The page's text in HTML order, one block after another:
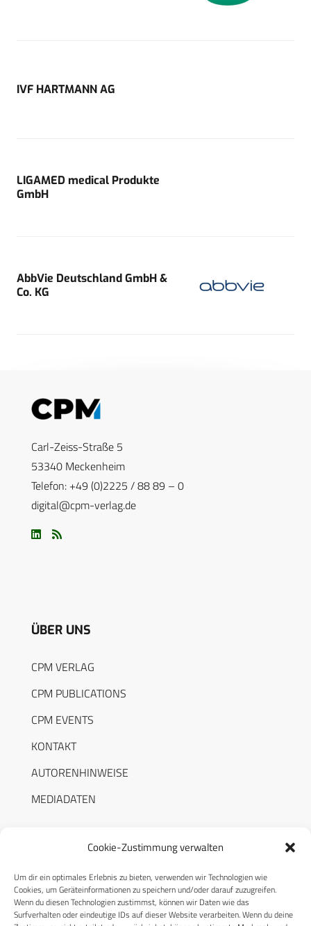
Cookie-Zustimmung verwalten
Um dir ein optimales Erlebnis zu bieten, verwenden wir Technologien wie
Cookies, um Geräteinformationen zu speichern und/oder darauf zuzugreifen.
Wenn du diesen Technologien zustimmst, können wir Daten wie das
Surfverhalten oder eindeutige IDs auf dieser Website verarbeiten. Wenn du deine
IVF HARTMANN AG
LIGAMED medical Produkte
GmbH
AbbVie Deutschland GmbH &
Co. KG
Carl-Zeiss-Straße 5
53340 Meckenheim
Telefon: +49 (0)2225 / 88 89 – 0
digital@cpm-verlag.de
ÜBER UNS
CPM VERLAG
CPM PUBLICATIONS
CPM EVENTS
KONTAKT
AUTORENHINWEISE
MEDIADATEN
RECHTLICHES
Datenschutzerklärung